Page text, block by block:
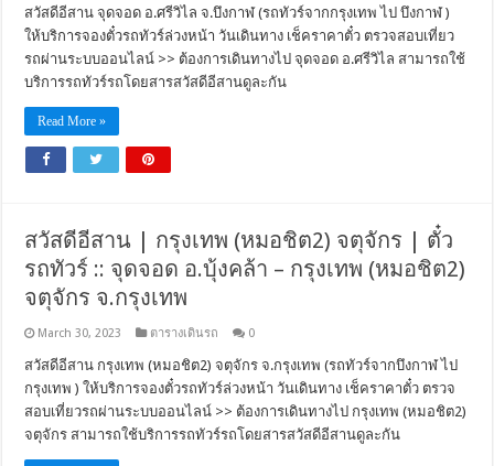
สวัสดีอีสาน จุดจอด อ.ศรีวิไล จ.บึงกาฬ (รถทัวร์จากกรุงเทพ ไป บึงกาฬ )
ให้บริการจองตั๋วรถทัวร์ล่วงหน้า วันเดินทาง เช็คราคาตั๋ว ตรวจสอบเที่ยว
รถผ่านระบบออนไลน์ >> ต้องการเดินทางไป จุดจอด อ.ศรีวิไล สามารถใช้
บริการรถทัวร์รถโดยสารสวัสดีอีสานดูละกัน
Read More »
สวัสดีอีสาน | กรุงเทพ (หมอชิต2) จตุจักร | ตั๋ว
รถทัวร์ :: จุดจอด อ.บุ้งคล้า – กรุงเทพ (หมอชิต2)
จตุจักร จ.กรุงเทพ
March 30, 2023 ตารางเดินรถ 0
สวัสดีอีสาน กรุงเทพ (หมอชิต2) จตุจักร จ.กรุงเทพ (รถทัวร์จากบึงกาฬ ไป
กรุงเทพ ) ให้บริการจองตั๋วรถทัวร์ล่วงหน้า วันเดินทาง เช็คราคาตั๋ว ตรวจ
สอบเที่ยวรถผ่านระบบออนไลน์ >> ต้องการเดินทางไป กรุงเทพ (หมอชิต2)
จตุจักร สามารถใช้บริการรถทัวร์รถโดยสารสวัสดีอีสานดูละกัน